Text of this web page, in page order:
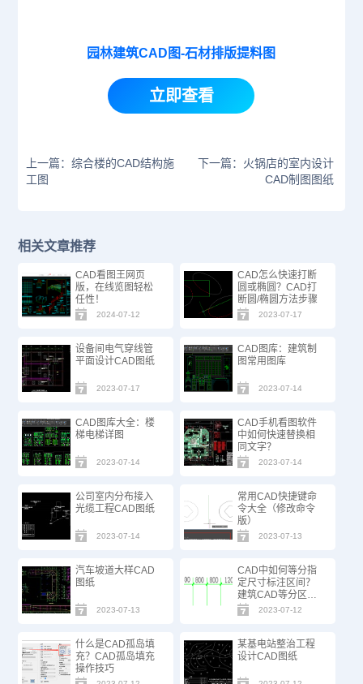
园林建筑CAD图-石材排版提料图
立即查看
上一篇：综合楼的CAD结构施
工图
下一篇：火锅店的室内设计
CAD制图图纸
相关文章推荐
CAD看图王网页
版，在线览图轻松
任性！
2024-07-12
CAD怎么快速打断
圆或椭圆？CAD打
断圆/椭圆方法步骤
2023-07-17
设备间电气穿线管
平面设计CAD图纸
2023-07-17
CAD图库：建筑制
图常用图库
2023-07-14
CAD图库大全：楼
梯电梯详图
2023-07-14
CAD手机看图软件
中如何快速替换相
同文字？
2023-07-14
公司室内分布接入
光缆工程CAD图纸
2023-07-14
常用CAD快捷键命
令大全（修改命令
版）
2023-07-13
汽车坡道大样CAD
图纸
2023-07-13
CAD中如何等分指
定尺寸标注区间？
建筑CAD等分区间
方法步骤2023-07-12
什么是CAD孤岛填
充？CAD孤岛填充
操作技巧
某基电站整治工程
设计CAD图纸